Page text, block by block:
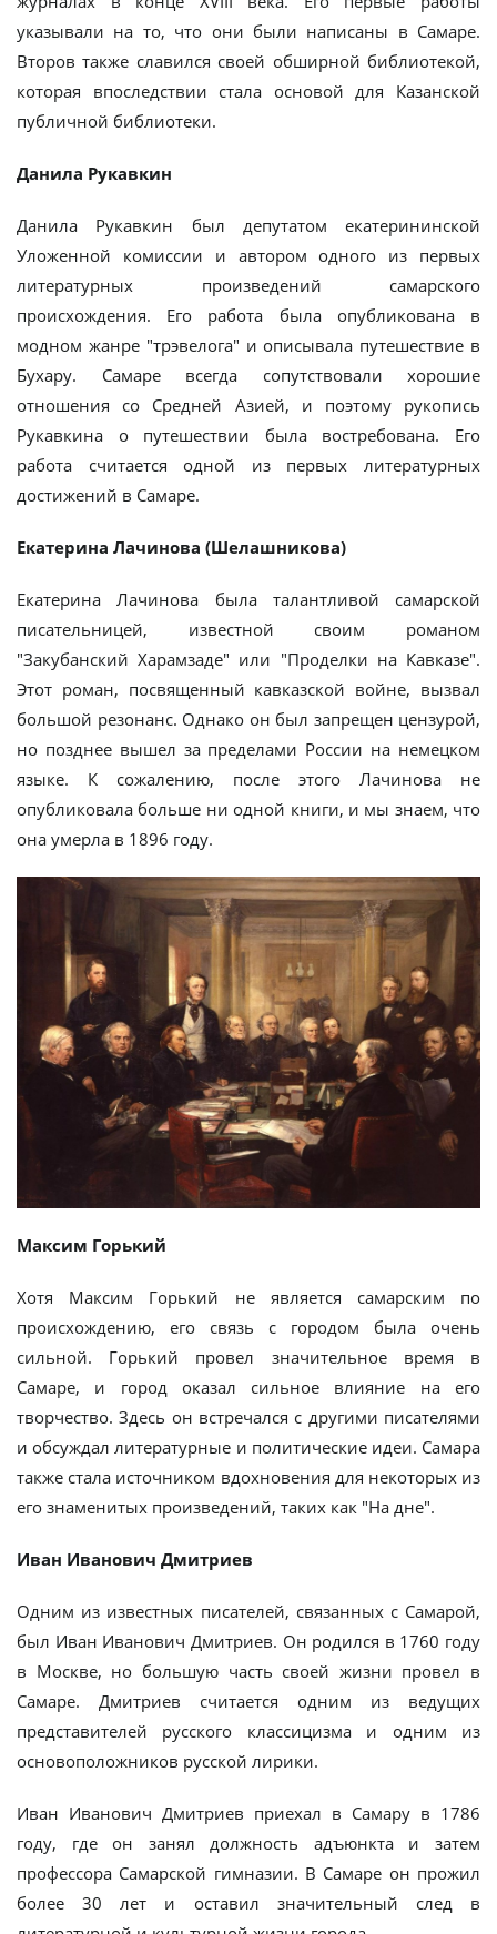
указывали на то, что они были написаны в Самаре.
Второв также славился своей обширной библиотекой,
которая впоследствии стала основой для Казанской
публичной библиотеки.
Данила Рукавкин
Данила Рукавкин был депутатом екатерининской
Уложенной комиссии и автором одного из первых
литературных произведений самарского
происхождения. Его работа была опубликована в
модном жанре "трэвелога" и описывала путешествие в
Бухару. Самаре всегда сопутствовали хорошие
отношения со Средней Азией, и поэтому рукопись
Рукавкина о путешествии была востребована. Его
работа считается одной из первых литературных
достижений в Самаре.
Екатерина Лачинова (Шелашникова)
Екатерина Лачинова была талантливой самарской
писательницей, известной своим романом
"Закубанский Харамзаде" или "Проделки на Кавказе".
Этот роман, посвященный кавказской войне, вызвал
большой резонанс. Однако он был запрещен цензурой,
но позднее вышел за пределами России на немецком
языке. К сожалению, после этого Лачинова не
опубликовала больше ни одной книги, и мы знаем, что
она умерла в 1896 году.
Максим Горький
Хотя Максим Горький не является самарским по
происхождению, его связь с городом была очень
сильной. Горький провел значительное время в
Самаре, и город оказал сильное влияние на его
творчество. Здесь он встречался с другими писателями
и обсуждал литературные и политические идеи. Самара
также стала источником вдохновения для некоторых из
его знаменитых произведений, таких как "На дне".
Иван Иванович Дмитриев
Одним из известных писателей, связанных с Самарой,
был Иван Иванович Дмитриев. Он родился в 1760 году
в Москве, но большую часть своей жизни провел в
Самаре. Дмитриев считается одним из ведущих
представителей русского классицизма и одним из
основоположников русской лирики.
Иван Иванович Дмитриев приехал в Самару в 1786
году, где он занял должность адъюнкта и затем
профессора Самарской гимназии. В Самаре он прожил
более 30 лет и оставил значительный след в